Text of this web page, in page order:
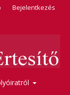
Bejelentkezés